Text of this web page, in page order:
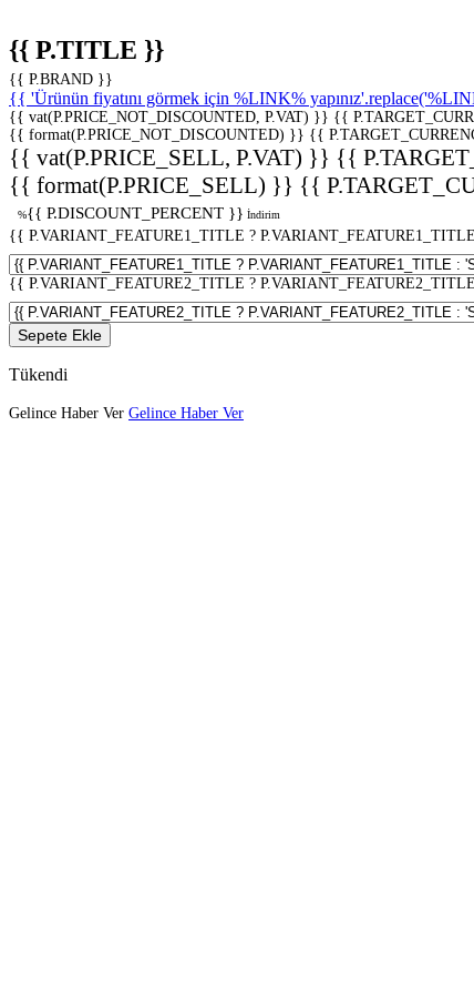
{{ P.TITLE }}
{{ P.BRAND }}
{{ 'Ürünün fiyatını görmek için %LINK%
{{ vat(P.PRICE_NOT_DISCOUNTED, P.VAT) }} {{
{{ format(P.PRICE_NOT_DISCOUNTED) }} {{
{{ vat(P.PRICE_SELL, P.VAT) }} {{
{{ format(P.PRICE_SELL) }} {{
%{{ P.DISCOUNT_PERCENT }} İndirim
{{ P.VARIANT_FEATURE1_TITLE ?
{{ P.VARIANT_FEATURE2_TITLE ?
Sepete Ekle
Tükendi
Gelince Haber Ver Gelince Haber Ver